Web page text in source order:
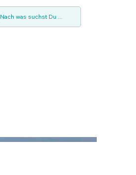
Nach was suchst Du ...